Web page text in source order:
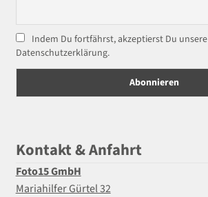
Indem Du fortfährst, akzeptierst Du unsere
Datenschutzerklärung.
Kontakt & Anfahrt
Foto15 GmbH
Mariahilfer Gürtel 32